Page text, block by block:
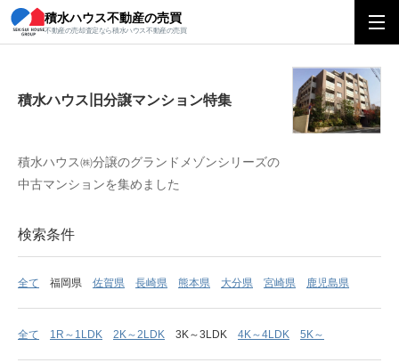
積水ハウス不動産の売買
不動産の売却査定なら積水ハウス不動産の売買
積水ハウス旧分譲マンション特集
積水ハウス旧分譲マンション特集
積水ハウス㈱分譲のグランドメゾンシリーズの
中古マンションを集めました
検索条件
全て 福岡県 佐賀県 長崎県 熊本県 大分県 宮崎県 鹿児島県
全て 1R～1LDK 2K～2LDK 3K～3LDK 4K～4LDK 5K～